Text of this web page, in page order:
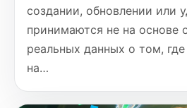
создании, обновлении или
принимаются не на основе
реальных данных о том,
на…